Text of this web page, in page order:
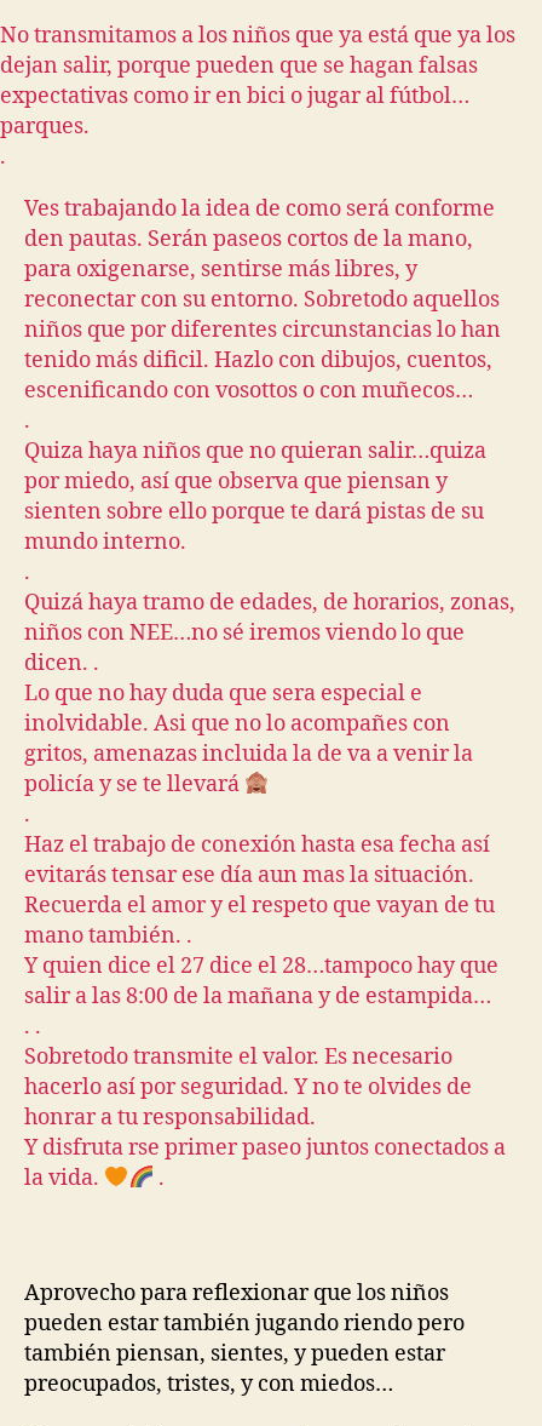
No transmitamos a los niños que ya está que ya los
dejan salir, porque pueden que se hagan falsas
expectativas como ir en bici o jugar al fútbol…
parques.
.
Ves trabajando la idea de como será conforme
den pautas. Serán paseos cortos de la mano,
para oxigenarse, sentirse más libres, y
reconectar con su entorno. Sobretodo aquellos
niños que por diferentes circunstancias lo han
tenido más dificil. Hazlo con dibujos, cuentos,
escenificando con vosottos o con muñecos…
.
Quiza haya niños que no quieran salir…quiza
por miedo, así que observa que piensan y
sienten sobre ello porque te dará pistas de su
mundo interno.
.
Quizá haya tramo de edades, de horarios, zonas,
niños con NEE…no sé iremos viendo lo que
dicen. .
Lo que no hay duda que sera especial e
inolvidable. Asi que no lo acompañes con
gritos, amenazas incluida la de va a venir la
policía y se te llevará
.
Haz el trabajo de conexión hasta esa fecha así
evitarás tensar ese día aun mas la situación.
Recuerda el amor y el respeto que vayan de tu
mano también. .
Y quien dice el 27 dice el 28…tampoco hay que
salir a las 8:00 de la mañana y de estampida…
. .
Sobretodo transmite el valor. Es necesario
hacerlo así por seguridad. Y no te olvides de
honrar a tu responsabilidad.
Y disfruta rse primer paseo juntos conectados a
la vida.
.
Aprovecho para reflexionar que los niños
pueden estar también jugando riendo pero
también piensan, sientes, y pueden estar
preocupados, tristes, y con miedos…